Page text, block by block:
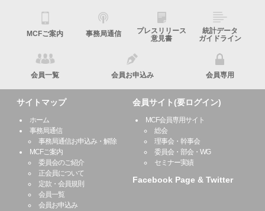
MCFご案内 事務局通信
プレスリリース
意見書
統計データ
ガイドライン
会員一覧 会員お申込み 会員専用
サイトマップ
ホーム
事務局通信
事務局通信お申込み・解除
MCFご案内
委員会のご紹介
正会員について
定款・会員規則
会員一覧
会員お申込み
会員サイト(要ログイン)
MCF会員専用サイト
総会
理事会・幹事会
委員会・部会・WG
セミナー実績
Facebook Page & Twitter